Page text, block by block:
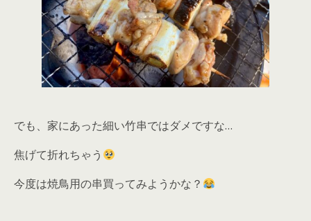
でも、家にあった細い竹串ではダメですな…
焦げて折れちゃう
今度は焼鳥用の串買ってみようかな？